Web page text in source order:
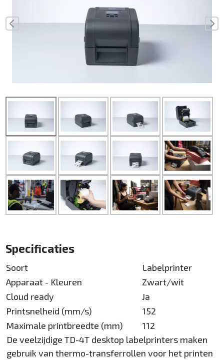
Vorige
Specificaties
Soort
Labelprinter
Apparaat - Kleuren
Zwart/wit
Cloud ready
Ja
Printsnelheid (mm/s)
152
Maximale printbreedte (mm)
112
De veelzijdige TD-4T desktop labelprinters maken
gebruik van thermo-transferrollen voor het printen